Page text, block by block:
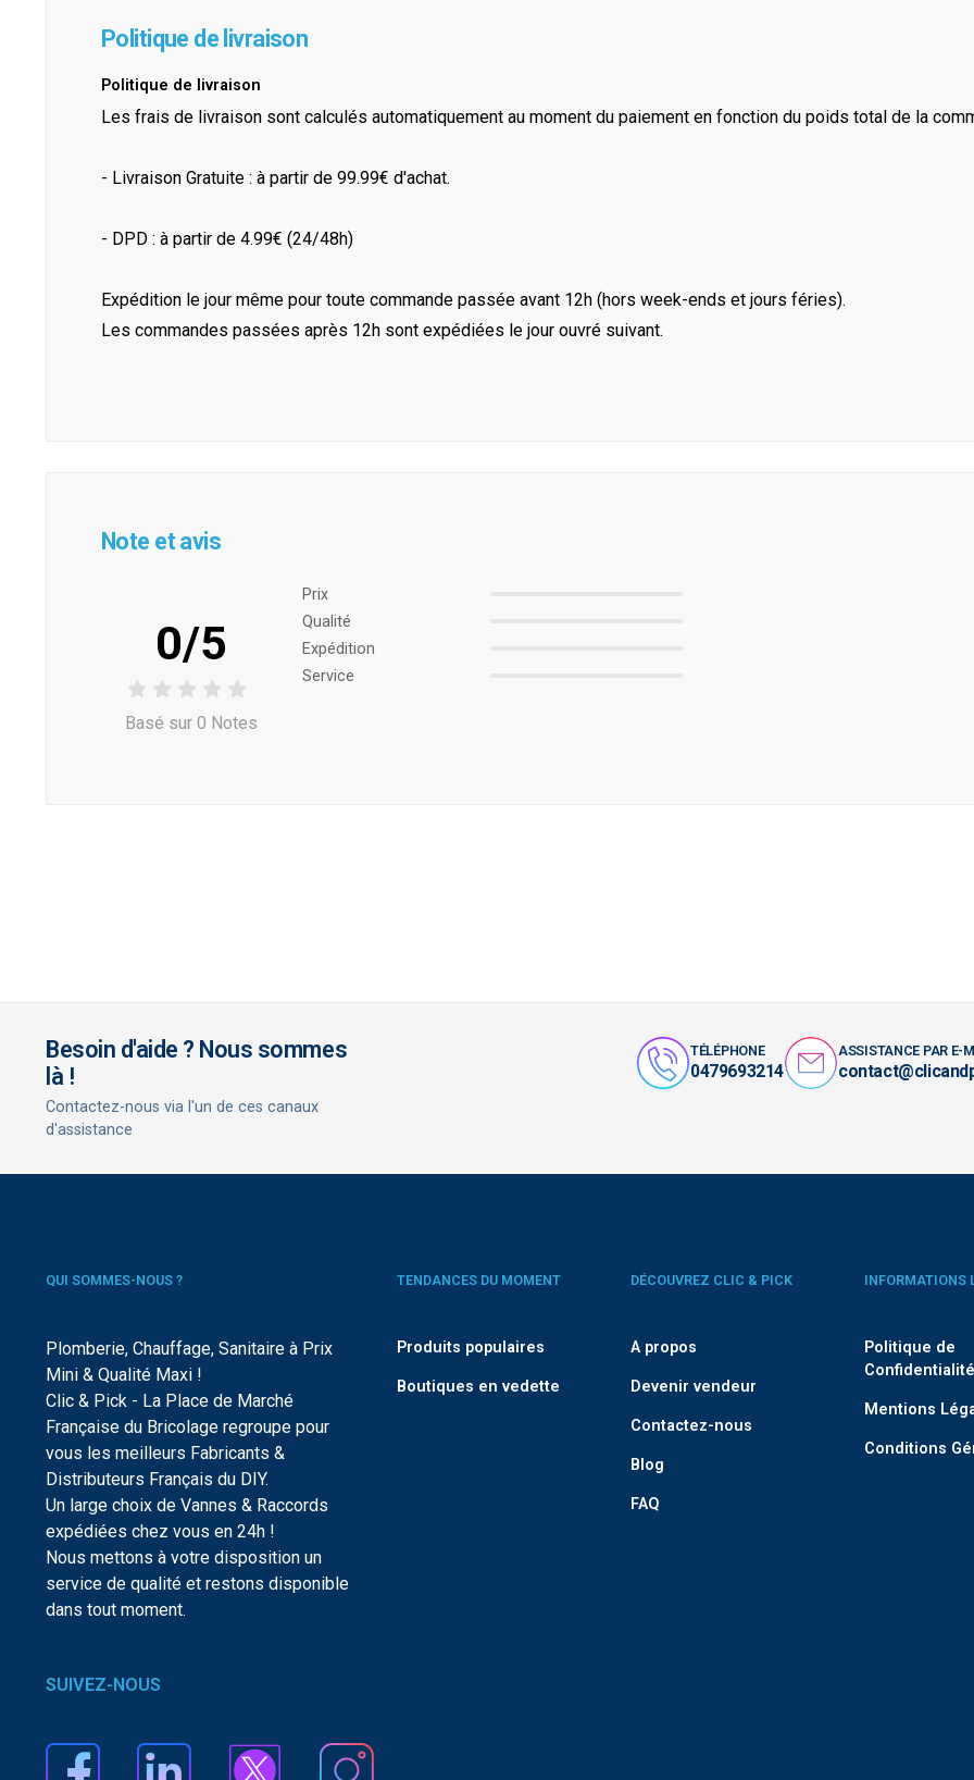
Politique de livraison
Politique de livraison
Les frais de livraison sont calculés automatiquement au moment du paiement en fonction du poids total de la
- Livraison Gratuite : à partir de 99.99€ d'achat.
- DPD : à partir de 4.99€ (24/48h)
Expédition le jour même pour toute commande passée avant 12h (hors week-ends et jours féries).
Les commandes passées après 12h sont expédiées le jour ouvré suivant.
Note et avis
0/5
Basé sur 0 Notes
Prix ​​
Qualité
Expédition
Service
Besoin d'aide ? Nous sommes
là !
Contactez-nous via l'un de ces canaux
d'assistance
TÉLÉPHONE
0479693214
ASSISTANCE PAR E-
QUI SOMMES-NOUS ?
Plomberie, Chauffage, Sanitaire à Prix
Mini & Qualité Maxi !
Clic & Pick - La Place de Marché
Française du Bricolage regroupe pour
vous les meilleurs Fabricants &
Distributeurs Français du DIY.
Un large choix de Vannes & Raccords
expédiées chez vous en 24h !
Nous mettons à votre disposition un
service de qualité et restons disponible
dans tout moment.
TENDANCES DU MOMENT
Produits populaires
Boutiques en vedette
DÉCOUVREZ CLIC & PICK
A propos
Devenir vendeur
Contactez-nous
Blog
FAQ
INFORMATIONS
Politique de
Confidentialité
Mentions
Conditions
SUIVEZ-NOUS